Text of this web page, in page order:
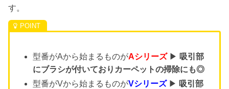
す。
型番がAから始まるものがAシリーズ ▶︎ 吸引部
にブラシが付いておりカーペットの掃除にも◎
型番がVから始まるものがVシリーズ ▶︎ 吸引部